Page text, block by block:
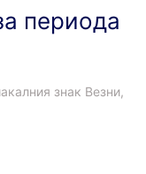
периода
знак Везни,